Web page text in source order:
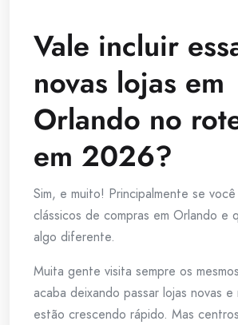
Vale incluir
novas lojas em
Orlando no
em 2026?
Sim, e muito! Principalmente se
clássicos de compras em Orlando e
algo diferente.
Muita gente visita sempre os
acaba deixando passar lojas novas
estão crescendo rápido. Mas